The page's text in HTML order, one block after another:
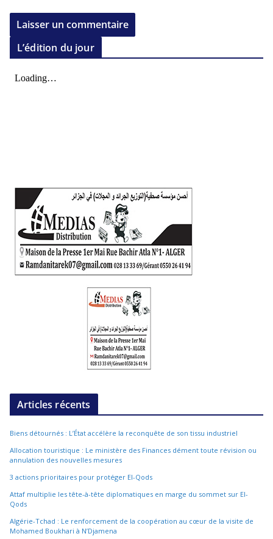
L’édition du jour
Articles récents
Biens détournés : L’État accélère la reconquête de son tissu industriel
Allocation touristique : Le ministère des Finances dément toute révision ou
annulation des nouvelles mesures
3 actions prioritaires pour protéger El-Qods
Attaf multiplie les tête-à-tête diplomatiques en marge du sommet sur El-
Qods
Algérie-Tchad : Le renforcement de la coopération au cœur de la visite de
Mohamed Boukhari à N’Djamena